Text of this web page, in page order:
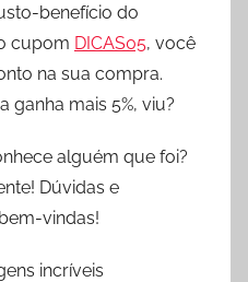
benefício do
cupom DICAS05, você
na sua compra.
ganha mais 5%, viu?
alguém que foi?
Dúvidas e
vindas!
incríveis